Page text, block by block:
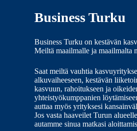
Business Turku
Business Turku on kestävän
Meiltä maailmalle ja maailmalta
Saat meiltä vauhtia
alkuvaiheeseen, kestävän
kasvuun, rahoitukseen ja
yhteistyökumppanien
auttaa myös yrityksesi
Jos vasta haaveilet Turun
autamme sinua matkasi